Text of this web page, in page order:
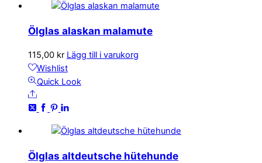
Ölglas alaskan malamute
115,00 kr Lägg till i varukorg
Wishlist
Quick Look
Share
Ölglas altdeutsche hütehunde